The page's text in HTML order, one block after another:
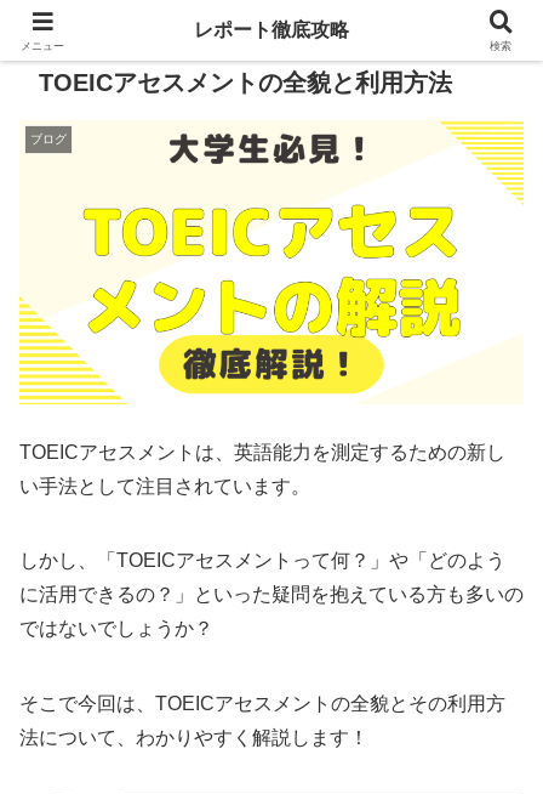
TOEICアセスメントの全貌と利用方法
ブログ
TOEICアセスメントは、英語能力を測定するための新し
い手法として注目されています。
しかし、「TOEICアセスメントって何？」や「どのよう
に活用できるの？」といった疑問を抱えている方も多いの
ではないでしょうか？
そこで今回は、TOEICアセスメントの全貌とその利用方
法について、わかりやすく解説します！
メニュー
レポート徹底攻略
検索